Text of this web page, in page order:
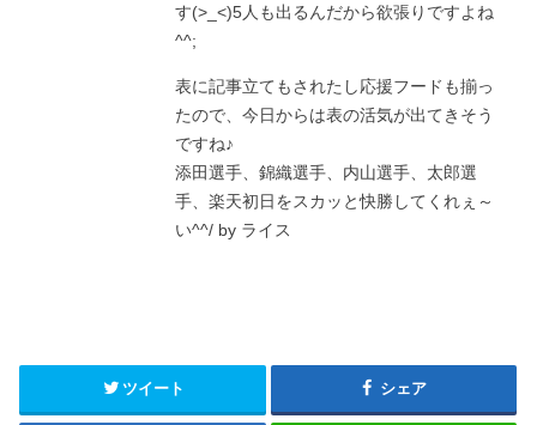
す(>_<)5人も出るんだから欲張りですよね
^^;
表に記事立てもされたし応援フードも揃っ
たので、今日からは表の活気が出てきそう
ですね♪
添田選手、錦織選手、内山選手、太郎選
手、楽天初日をスカッと快勝してくれぇ～
い^^/ by ライス
ツイート シェア